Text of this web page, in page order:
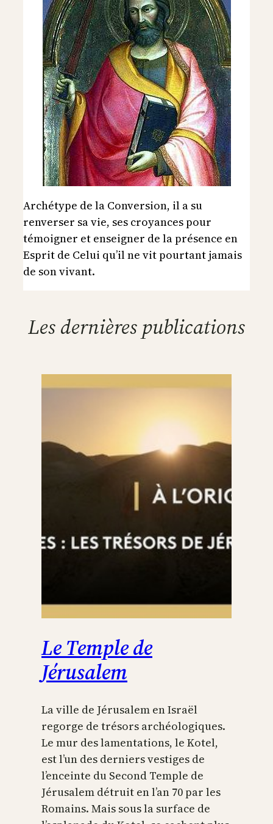
Archétype de la Conversion, il a su
renverser sa vie, ses croyances pour
témoigner et enseigner de la présence en
Esprit de Celui qu’il ne vit pourtant jamais
de son vivant.
Les dernières publications
Le Temple de
Jérusalem
La ville de Jérusalem en Israël
regorge de trésors archéologiques.
Le mur des lamentations, le Kotel,
est l’un des derniers vestiges de
l’enceinte du Second Temple de
Jérusalem détruit en l’an 70 par les
Romains. Mais sous la surface de